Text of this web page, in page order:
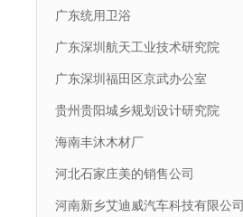
广东统用卫浴
广东深圳航天工业技术研究院
广东深圳福田区京武办公室
贵州贵阳城乡规划设计研究院
海南丰沐木材厂
河北石家庄美的销售公司
河南新乡艾迪威汽车科技有限公司